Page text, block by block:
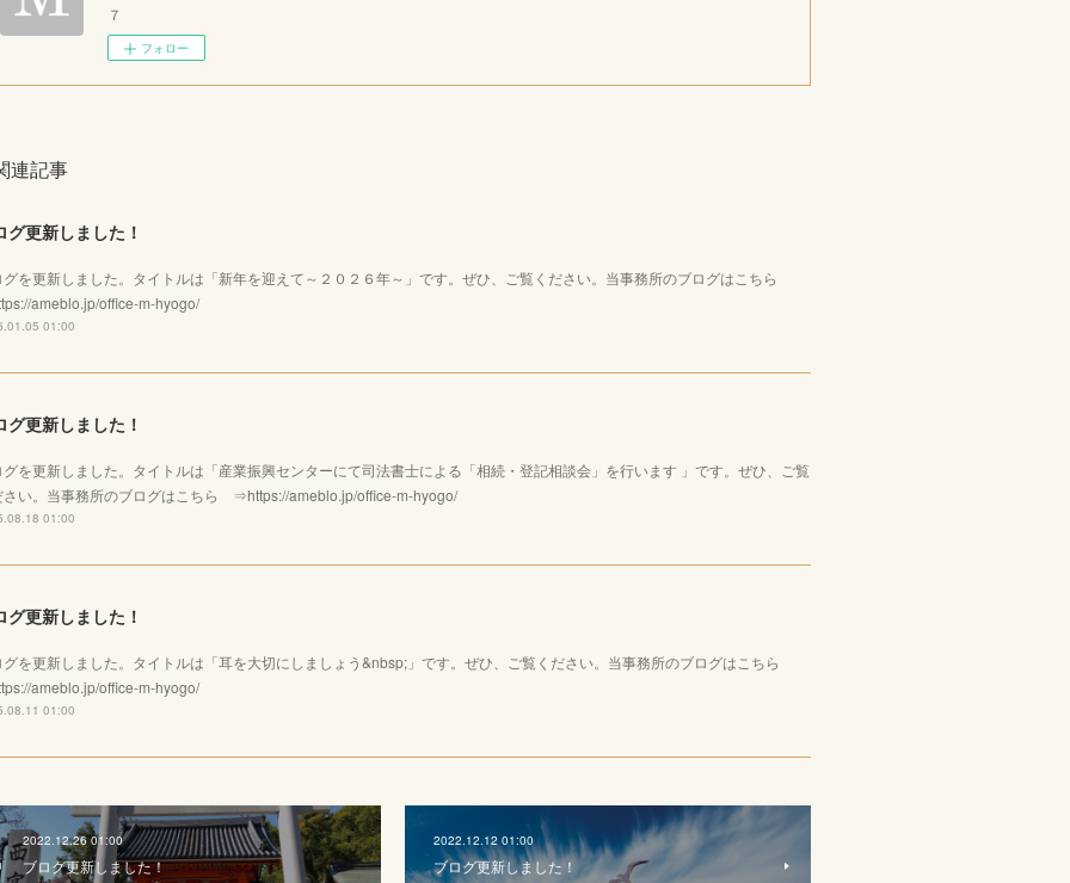
７
フォロー
連記事
グ更新しました！
グを更新しました。タイトルは「新年を迎えて～２０２６年～」です。ぜひ、ご覧ください。当事務所のブログはこちら
ameblo.jp/office-m-hyogo/
01:00
グ更新しました！
グを更新しました。タイトルは「産業振興センターにて司法書士による「相続・登記相談会」を行います 」です。ぜひ、ご覧
さい。当事務所のブログはこちら ⇒https://ameblo.jp/office-m-hyogo/
01:00
グ更新しました！
グを更新しました。タイトルは「耳を大切にしましょう&nbsp;」です。ぜひ、ご覧ください。当事務所のブログはこちら
ameblo.jp/office-m-hyogo/
01:00
2022.12.26 01:00
ブログ更新しました！
2022.12.12 01:00
ブログ更新しました！